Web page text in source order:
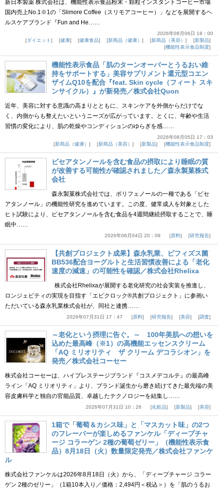
新日本製薬 株式会社は、機能性表示食品粉末・顆粒インスタントコーヒー市場
国内売上No.1※1の「Slimore Coffee（スリモアコーヒー）」などを展開するヘ
ルスケアブランド『Fun and He……
2026年08月06日 18：00
ダイエット
健康 健康食品 新商品（健康） 新商品（美容）
新製品
機能性表示食品制度
機能性表示食品「肌のターンオーバーとうるおい維
持をサポートする」美容サプリメント還元型コエン
ザイムQ10を配合『feat. Skin cycle（フィート スキ
ンサイクル）』が新発売／株式会社Quon
近年、美容に対する意識の高まりとともに、スキンケアを外側からだけでな
く、内側からも整えたいというニーズが広がっています。とくに、年齢や生活
習慣の変化により、肌の乾燥やコンディションのゆらぎを感……
2026年08月05日 17：03
新商品（健康）
新商品（美容） 新製品 機能性表示食品制度
ピセアタンノールを含む食品の摂取により睡眠の質
が改善する可能性が確認されました／森永製菓株式
会社
森永製菓株式会社では、ポリフェノールの一種である「ピセ
アタンノール」の機能性研究を進めています。この度、健常成人を対象とした
ヒト試験により、ピセアタンノールを含む食品を4週間継続摂取することで、睡
眠中……
2026年08月04日 20：09 原料 研究報告
【共創プロジェクト成果】森永乳業、ビフィズス菌
BB536配合ヨーグルトと生活習慣改善による「老化
速度の減速」の可能性を確認／株式会社Rhelixa
株式会社Rhelixaが展開する老化研究の社会実装を推進し、
ロンジェビティの実現を目指す「エピクロック®共創プロジェクト」に参画い
ただいている森永乳業株式会社が、同社と連携……
2026年07月31日 17：47 原料 研究報告 美容 調査
～老化という摂理に告ぐ。～ 100年美肌への想いを
込めた最高峰（※1）の高機能エッセンスクリーム
「AQ ミリオリティ ザ クリーム デコラシオン」を
発売／株式会社コーセー
株式会社コーセーは、ハイプレステージブランド『コスメデコルテ』の最高峰
ライン「AQ ミリオリティ」より、ブランド誕生から磨き続けてきた最先端の美
容皮膚科学と独自の官能品質、卓越したテクノロジーを結集し……
2026年07月31日 10：26 化粧品 新製品 美容
1箱で「葡萄＆カシス味」と「マスカット味」の2つ
のフレーバーが楽しめるファンケル「ディープチャ
ージ コラーゲン 2種の葡萄ゼリー」（機能性表示食
品）8月18日（火）数量限定発売／株式会社ファンケ
ル
株式会社ファンケルは2026年8月18日（火）から、「ディープチャージ コラー
ゲン 2種のゼリー」（1箱10本入り／価格：2,494円＜税込＞）を「肌のうるお